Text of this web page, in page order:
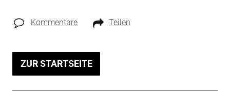
Kommentare Teilen
ZUR STARTSEITE